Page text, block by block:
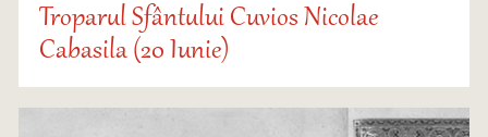
Troparul Sfântului Cuvios Nicolae
Cabasila (20 Iunie)